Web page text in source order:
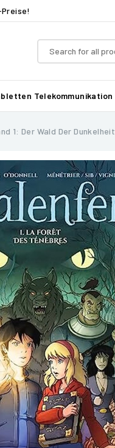
Telekommunikation
1: Der Wald Der Dunkelheit